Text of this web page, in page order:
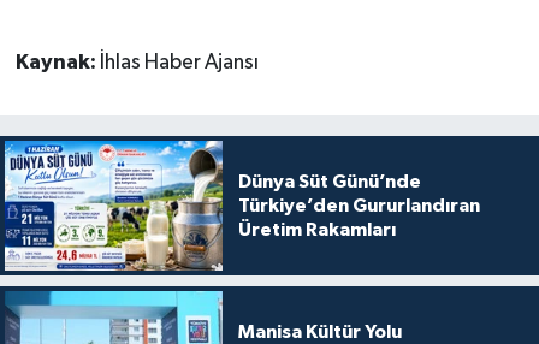
Kaynak: İhlas Haber Ajansı
Dünya Süt Günü’nde
Türkiye’den Gururlandıran
Üretim Rakamları
Manisa Kültür Yolu